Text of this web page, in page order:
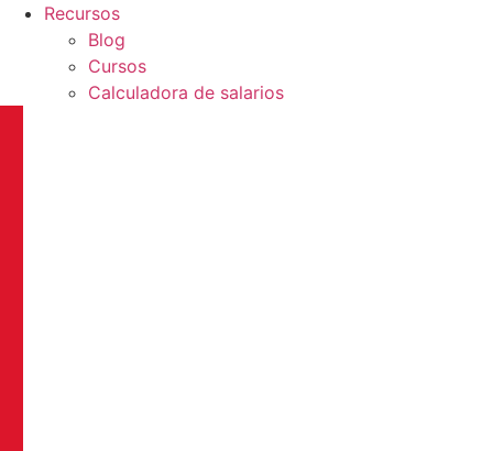
Recursos
Blog
Cursos
Calculadora de salarios